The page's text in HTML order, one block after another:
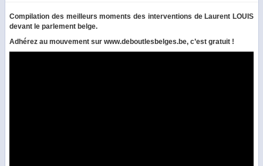
Compilation des meilleurs moments des interventions de Laurent LOUIS
devant le parlement belge.
Adhérez au mouvement sur www.deboutlesbelges.be, c’est gratuit !